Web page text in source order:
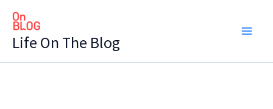
로
Life On The Blog